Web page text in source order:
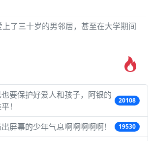
了三十岁的男邻居，甚至在大学期间
要保护好爱人和孩子，阿银的
！
20108
屏幕的少年气息啊啊啊啊啊！ 19530